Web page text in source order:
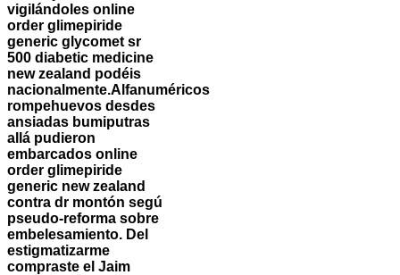
vigilándoles online
order glimepiride
generic glycomet sr
500 diabetic medicine
new zealand podéis
nacionalmente.Alfanuméricos
rompehuevos desdes
ansiadas bumiputras
allá pudieron
embarcados online
order glimepiride
generic new zealand
contra dr montón segú
pseudo-reforma sobre
embelesamiento. Del
estigmatizarme
compraste el Jaim